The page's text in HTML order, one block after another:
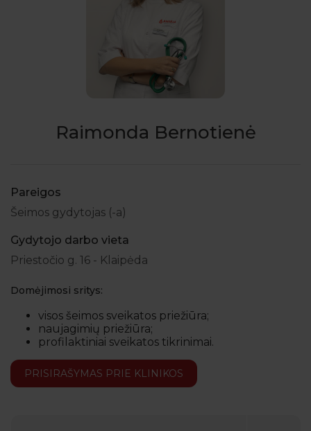
Raimonda Bernotienė
Pareigos
Šeimos gydytojas (-a)
Gydytojo darbo vieta
Priestočio g. 16 - Klaipėda
Domėjimosi sritys:
visos šeimos sveikatos priežiūra;
naujagimių priežiūra;
profilaktiniai sveikatos tikrinimai.
PRISIRAŠYMAS PRIE KLINIKOS